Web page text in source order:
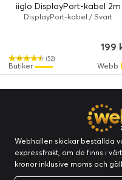
iiglo DisplayPort-kabel 2m
DisplayPort-kabel / Svart
(52)
199
Webb
Butiker
Webhallen skickar beställda
expressfrakt, om de finns i
kronor inklusive moms och